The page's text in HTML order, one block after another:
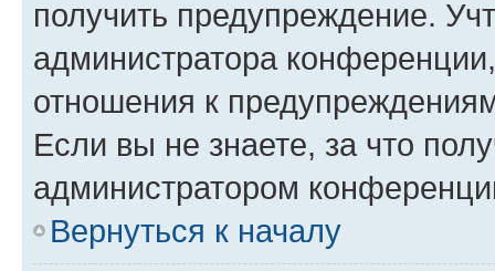
получить предупреждение.
администратора
отношения к
Если вы не знаете, за что
администратором
Вернуться к началу